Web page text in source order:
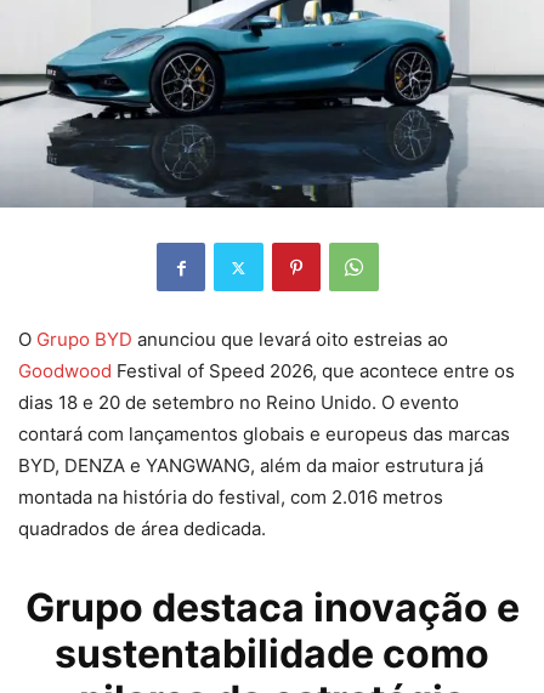
O Grupo BYD anunciou que levará oito estreias ao
Goodwood Festival of Speed 2026, que acontece entre os
dias 18 e 20 de setembro no Reino Unido. O evento
contará com lançamentos globais e europeus das marcas
BYD, DENZA e YANGWANG, além da maior estrutura já
montada na história do festival, com 2.016 metros
quadrados de área dedicada.
Grupo destaca inovação e
sustentabilidade como